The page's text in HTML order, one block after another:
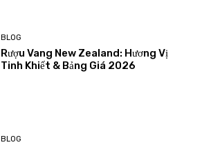
BLOG
Rượu Vang New Zealand: Hương Vị
Tinh Khiết & Bảng Giá 2026
BLOG